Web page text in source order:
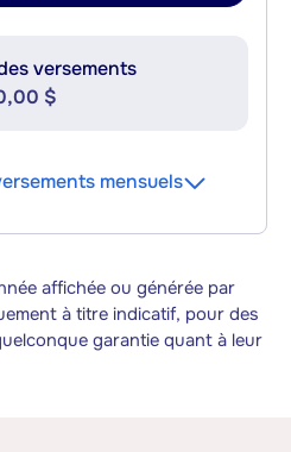
versements
$
mensuels
affichée ou générée par
à titre indicatif, pour des
garantie quant à leur